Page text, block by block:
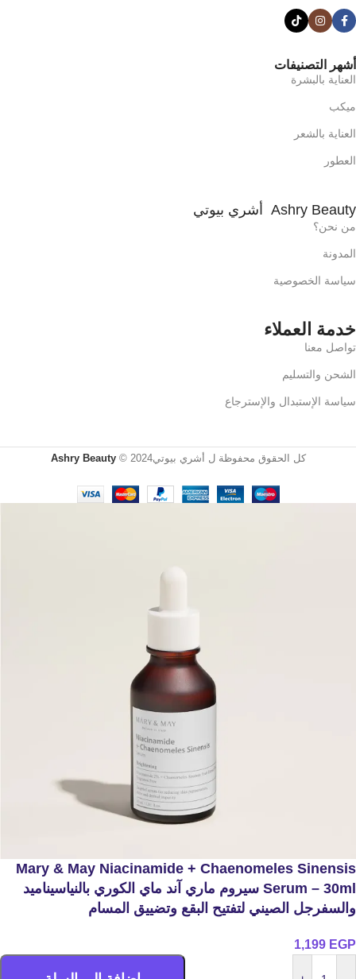
أشهر التصنيفات
العناية بالبشرة
ميكب
العناية بالشعر
العطور
Ashry Beauty أشري بيوتي
من نحن؟
المدونة
سياسة الخصوصية
خدمة العملاء
تواصل معنا
الشحن والتسليم
سياسة الإستبدال والإسترجاع
كل الحقوق محفوظة ل أشري بيوتي2024 © Ashry Beauty
Mary & May Niacinamide + Chaenomeles Sinensis
Serum – 30ml سيروم ماري آند ماي الكوري بالنياسيناميد
والسفرجل الصيني لتفتيح البقع وتضييق المسام
1,199 EGP